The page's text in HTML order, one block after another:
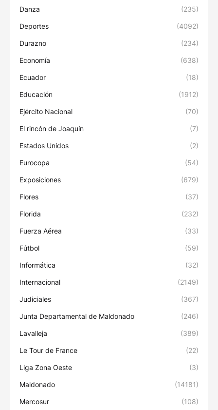
Danza (235)
Deportes (4092)
Durazno (234)
Economía (638)
Ecuador (18)
Educación (1912)
Ejército Nacional (70)
El rincón de Joaquín (7)
Estados Unidos (2)
Eurocopa (54)
Exposiciones (679)
Flores (37)
Florida (232)
Fuerza Aérea (33)
Fútbol (59)
Informática (32)
Internacional (2149)
Judiciales (367)
Junta Departamental de Maldonado (246)
Lavalleja (389)
Le Tour de France (22)
Liga Zona Oeste (3)
Maldonado (14181)
Mercosur (108)